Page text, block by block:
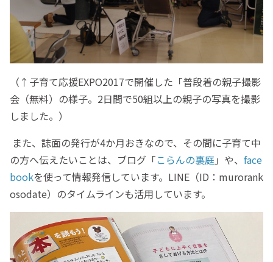
（↑子育て応援EXPO2017で開催した「普段着の親子撮影
会（無料）の様子。2日間で50組以上の親子の写真を撮影
しました。）
また、誌面の発行が4か月おきなので、その間に子育て中
の方へ伝えたいことは、ブログ「こらんの裏庭 」や、 face
bookを使って情報発信しています。LINE（ID：murorank
osodate）のタイムラインも活用しています。